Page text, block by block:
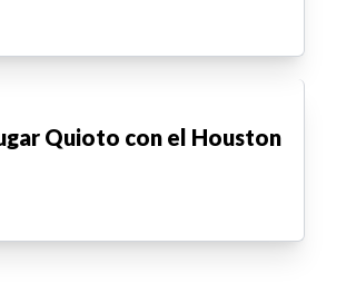
Quioto con el Houston